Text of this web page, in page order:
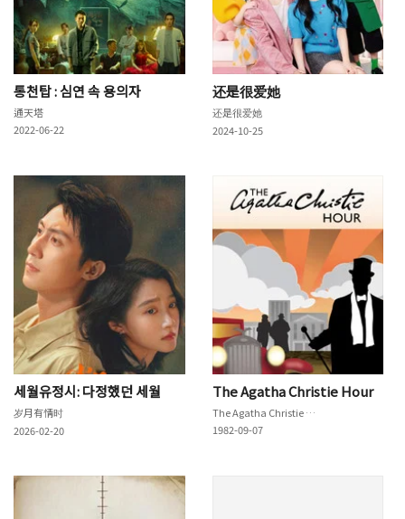
통천탑 : 심연 속 용의자
通天塔
2022-06-22
还是很爱她
还是很爱她
2024-10-25
세월유정시: 다정했던 세월
岁月有情时
2026-02-20
The Agatha Christie Hour
The Agatha Christie Hour
1982-09-07